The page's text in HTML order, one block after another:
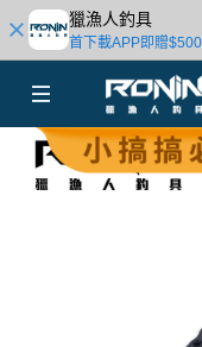
獵漁人釣具
首下載APP即贈